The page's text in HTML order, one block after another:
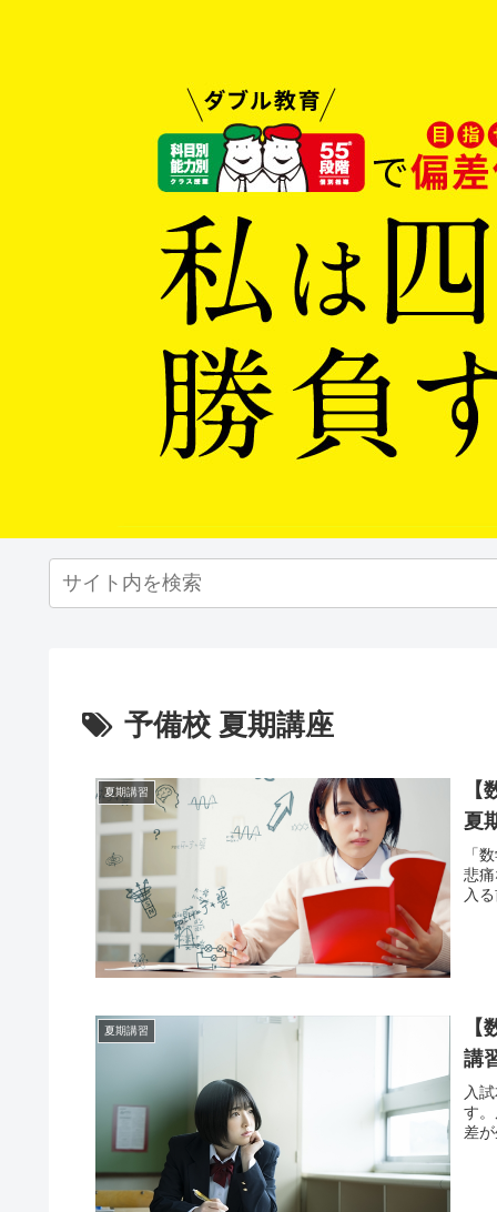
予備校 夏期講座
夏期講習
夏
「
悲
入
夏期講習
講
入
す
差